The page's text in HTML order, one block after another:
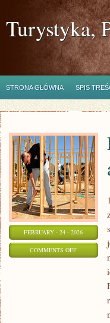
Turystyka,
STRONA GŁÓWNA SPIS
FEBRUARY - 24 - 2026
COMMENTS OFFON